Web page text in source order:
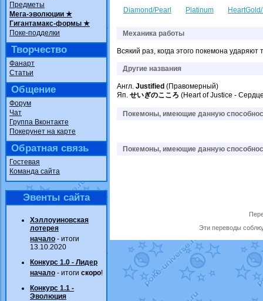
Предметы
Мега-эволюции ★
Гигантамакс-формы ★
Поке-подделки
Творчество
Фанарт
Статьи
Общение
Форум
Чат
Группа Вконтакте
Покерунет на карте
Обратная связь
Гостевая
Команда сайта
Эвенты сайта
Хэллоуиновская
лотерея
начало - итоги
13.10.2020
Конкурс 1.0 - Лидер
начало - итоги скоро!
Конкурс 1.1 -
Эволюция
Diamond/Pearl Platinum
Механика работы
Всякий раз, когда этого покемона
Другие названия
Англ. Justified (Правомерный)
Яп. せいぎのこころ (Heart of Justice -
Покемоны, имеющие данную
Покемоны, имеющие данную
Эти переводы